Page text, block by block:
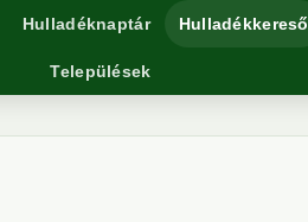
Hulladéknaptár Hulladékkereső
Települések